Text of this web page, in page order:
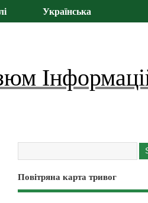
Українська
Повітряна карта тривог